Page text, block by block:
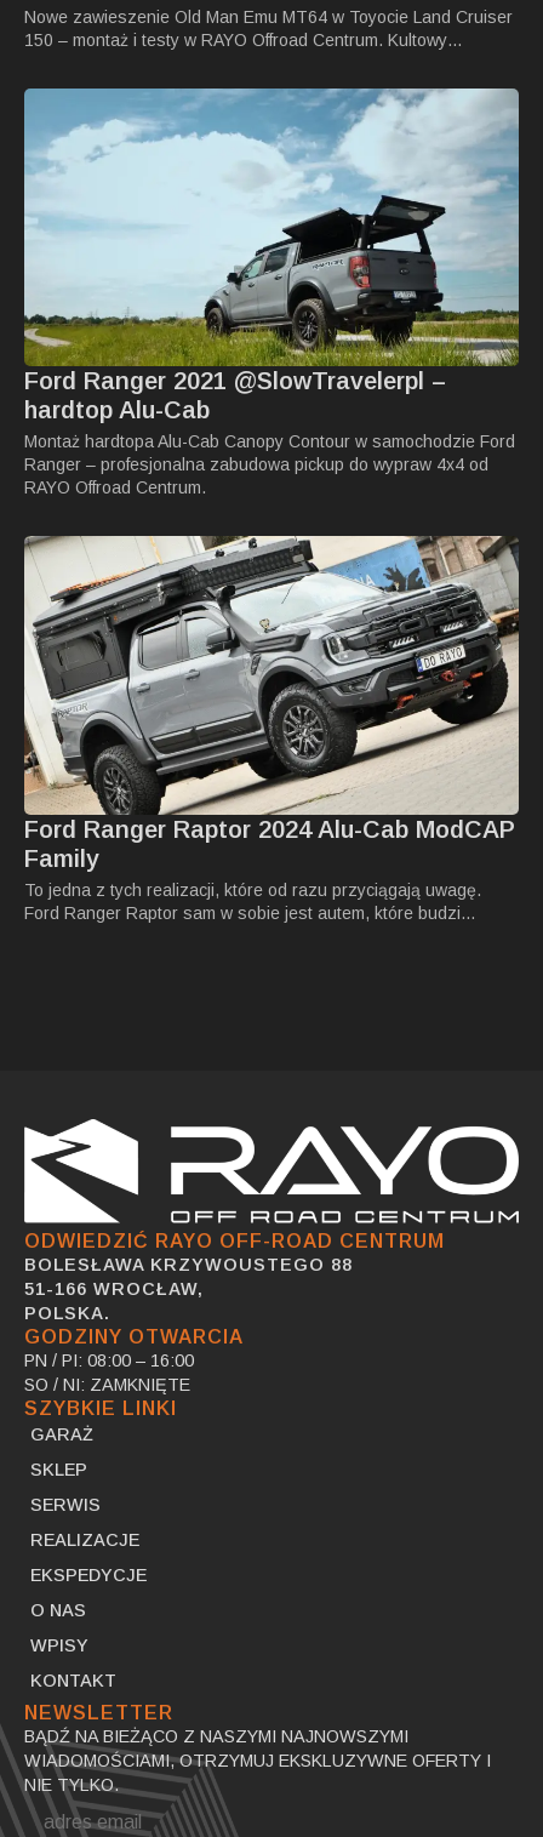
Nowe zawieszenie Old Man Emu MT64 w Toyocie Land Cruiser
150 – montaż i testy w RAYO Offroad Centrum. Kultowy…
Ford Ranger 2021 @SlowTravelerpl –
hardtop Alu-Cab
Montaż hardtopa Alu-Cab Canopy Contour w samochodzie Ford
Ranger – profesjonalna zabudowa pickup do wypraw 4x4 od
RAYO Offroad Centrum.
Ford Ranger Raptor 2024 Alu-Cab ModCAP
Family
To jedna z tych realizacji, które od razu przyciągają uwagę.
Ford Ranger Raptor sam w sobie jest autem, które budzi…
ODWIEDZIĆ RAYO OFF-ROAD CENTRUM
BOLESŁAWA KRZYWOUSTEGO 88
51-166 WROCŁAW,
POLSKA.
GODZINY OTWARCIA
PN / PI: 08:00 – 16:00
SO / NI: ZAMKNIĘTE
SZYBKIE LINKI
GARAŻ
SKLEP
SERWIS
REALIZACJE
EKSPEDYCJE
O NAS
WPISY
KONTAKT
NEWSLETTER
BĄDŹ NA BIEŻĄCO Z NASZYMI NAJNOWSZYMI
WIADOMOŚCIAMI, OTRZYMUJ EKSKLUZYWNE OFERTY I
NIE TYLKO.
Email
*